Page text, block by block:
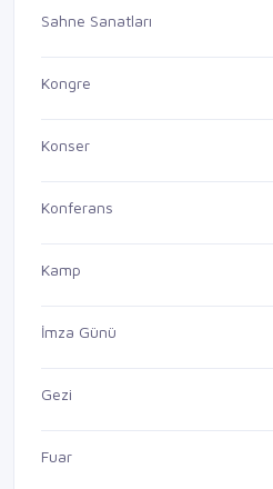
Sahne Sanatları
Kongre
Konser
Konferans
Kamp
İmza Günü
Gezi
Fuar